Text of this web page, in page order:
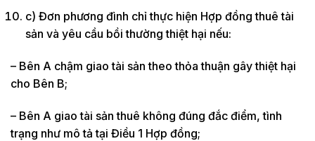
c) Đơn phương đình chỉ thực hiện Hợp đồng thuê tài
sản và yêu cầu bồi thường thiệt hại nếu:
– Bên A chậm giao tài sản theo thỏa thuận gây thiệt hại
cho Bên B;
– Bên A giao tài sản thuê không đúng đắc điểm, tình
trạng như mô tả tại Điều 1 Hợp đồng;